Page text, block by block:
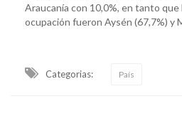
Araucanía con 10,0%, en tanto
ocupación fueron Aysén (67,7%) y
Categorias: País